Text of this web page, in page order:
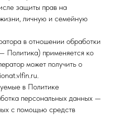
защиты прав на
личную и семейную
в отношении обработки
Политика) применяется ко
может получить о
в Политике
персональных данных —
с помощью средств